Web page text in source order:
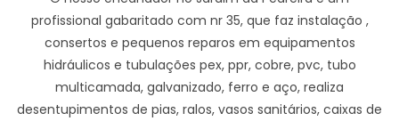
profissional gabaritado com nr 35, que faz instalação ,
consertos e pequenos reparos em equipamentos
hidráulicos e tubulações pex, ppr, cobre, pvc, tubo
multicamada, galvanizado, ferro e aço, realiza
desentupimentos de pias, ralos, vasos sanitários, caixas de